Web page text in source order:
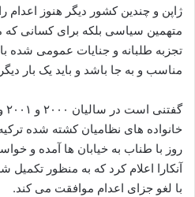
ژاپن و چندین کشور دیگر هنوز اعدام
متهمین سیاسی بلکه برای کسانی که
تجزبه طلبانه و جنایات عمومی شده
مناسب و به جا باشد و باید یک بار
خانواده های نظامیان کشته شده
روز با طناب به خیابان ها آمده و
آنکارا اعلام کرد که به منظور تکمیل
با لغو جزای اعدام موافقت می کند.